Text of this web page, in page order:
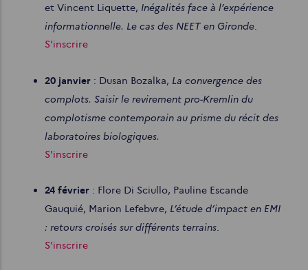
et Vincent Liquette, Inégalités face à l’expérience
informationnelle. Le cas des NEET en Gironde.
S'inscrire
20 janvier : Dusan Bozalka, La convergence des
complots. Saisir le revirement pro-Kremlin du
complotisme contemporain au prisme du récit des
laboratoires biologiques.
S'inscrire
24 février : Flore Di Sciullo, Pauline Escande
Gauquié, Marion Lefebvre, L’étude d’impact en EMI
: retours croisés sur différents terrains.
S'inscrire